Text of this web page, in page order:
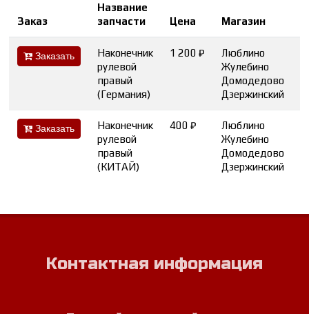
Заказ
Название
запчасти
Цена Магазин
Заказать
Наконечник
рулевой
правый
(Германия)
1 200 ₽
Люблино
Жулебино
Домодедово
Дзержинский
Заказать
Наконечник
рулевой
правый
(КИТАЙ)
400 ₽
Люблино
Жулебино
Домодедово
Дзержинский
Контактная информация